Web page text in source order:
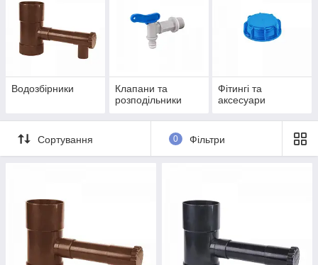
Водозбірники
Клапани та
розподільники
Фітингі та
аксесуари
Сортування 0 Фільтри